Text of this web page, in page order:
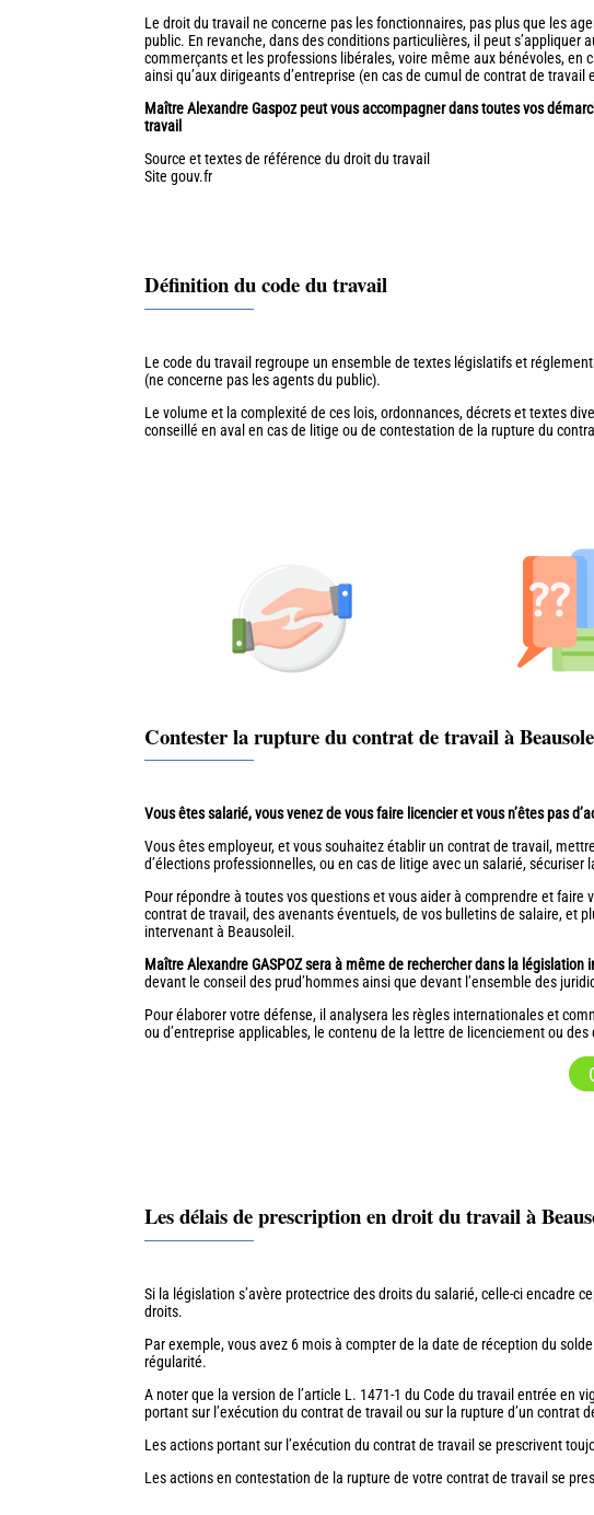
Le droit du travail ne concerne pas les fonctionnaires, pas plus que les
public. En revanche, dans des conditions particulières, il peut s’appliquer
commerçants et les professions libérales, voire même aux bénévoles, en
ainsi qu’aux dirigeants d’entreprise (en cas de cumul de contrat de
Maître Alexandre Gaspoz peut vous accompagner dans toutes vos
travail
Source et textes de référence du droit du travail
Site gouv.fr
Définition du code du travail
Le code du travail regroupe un ensemble de textes législatifs et
(ne concerne pas les agents du public).
Le volume et la complexité de ces lois, ordonnances, décrets et textes
conseillé en aval en cas de litige ou de contestation de la rupture du
Contester la rupture du contrat de travail à
Vous êtes salarié, vous venez de vous faire licencier et vous n’êtes pas
Vous êtes employeur, et vous souhaitez établir un contrat de travail,
d’élections professionnelles, ou en cas de litige avec un salarié, sécuriser
Pour répondre à toutes vos questions et vous aider à comprendre et
contrat de travail, des avenants éventuels, de vos bulletins de salaire, et
intervenant à Beausoleil.
Maître Alexandre GASPOZ sera à même de rechercher dans la
devant le conseil des prud’hommes ainsi que devant l’ensemble des
Pour élaborer votre défense, il analysera les règles internationales et
ou d’entreprise applicables, le contenu de la lettre de licenciement ou
Les délais de prescription en droit du travail à
Si la législation s’avère protectrice des droits du salarié, celle-ci encadre
droits.
Par exemple, vous avez 6 mois à compter de la date de réception du
régularité.
A noter que la version de l’article L. 1471-1 du Code du travail entrée en
portant sur l’exécution du contrat de travail ou sur la rupture d’un contrat
Les actions portant sur l’exécution du contrat de travail se prescrivent
Les actions en contestation de la rupture de votre contrat de travail se